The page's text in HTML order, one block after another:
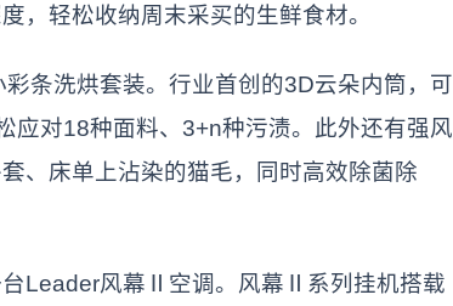
，轻松收纳周末采买的生鲜食材。
洗烘套装。行业首创的3D云朵内筒，可
应对18种面料、3+n种污渍。此外还有强风
、床单上沾染的猫毛，同时高效除菌除
Leader风幕Ⅱ空调。风幕Ⅱ系列挂机搭载